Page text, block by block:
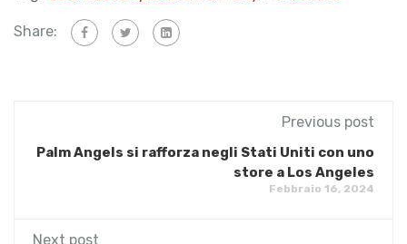
Share:
Previous post
Palm Angels si rafforza negli Stati Uniti con uno
store a Los Angeles
Febbraio 16, 2024
Next post